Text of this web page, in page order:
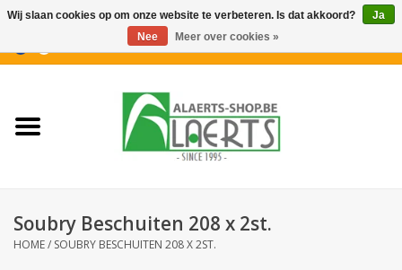
Nieuwigheden
Koffiekoekjes
Soubry Beschuiten 208 x 2st.
HOME/ SOUBRY BESCHUITEN 208 X 2ST.
Wij slaan cookies op om onze website te verbeteren. Is dat akkoord?
Ja
Nee
Meer over cookies »